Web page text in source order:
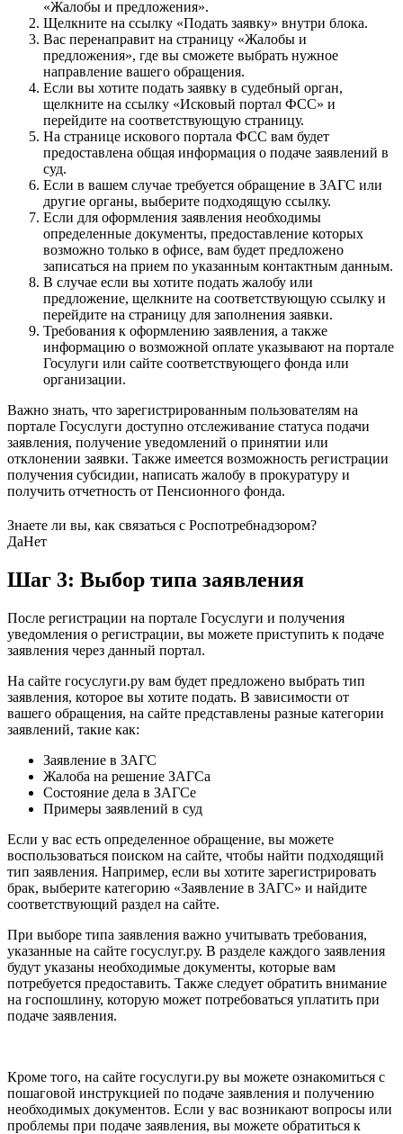
«Жалобы и предложения».
Щелкните на ссылку «Подать заявку» внутри блока.
Вас перенаправит на страницу «Жалобы и
предложения», где вы сможете выбрать нужное
направление вашего обращения.
Если вы хотите подать заявку в судебный орган,
щелкните на ссылку «Исковый портал ФСС» и
перейдите на соответствующую страницу.
На странице искового портала ФСС вам будет
предоставлена общая информация о подаче заявлений в
суд.
Если в вашем случае требуется обращение в ЗАГС или
другие органы, выберите подходящую ссылку.
Если для оформления заявления необходимы
определенные документы, предоставление которых
возможно только в офисе, вам будет предложено
записаться на прием по указанным контактным данным.
В случае если вы хотите подать жалобу или
предложение, щелкните на соответствующую ссылку и
перейдите на страницу для заполнения заявки.
Требования к оформлению заявления, а также
информацию о возможной оплате указывают на портале
Госулуги или сайте соответствующего фонда или
организации.
Важно знать, что зарегистрированным пользователям на
портале Госуслуги доступно отслеживание статуса подачи
заявления, получение уведомлений о принятии или
отклонении заявки. Также имеется возможность регистрации
получения субсидии, написать жалобу в прокуратуру и
получить отчетность от Пенсионного фонда.
Знаете ли вы, как связаться с Роспотребнадзором?
ДаНет
Шаг 3: Выбор типа заявления
После регистрации на портале Госуслуги и получения
уведомления о регистрации, вы можете приступить к подаче
заявления через данный портал.
На сайте госуслуги.ру вам будет предложено выбрать тип
заявления, которое вы хотите подать. В зависимости от
вашего обращения, на сайте представлены разные категории
заявлений, такие как:
Заявление в ЗАГС
Жалоба на решение ЗАГСа
Состояние дела в ЗАГСе
Примеры заявлений в суд
Если у вас есть определенное обращение, вы можете
воспользоваться поиском на сайте, чтобы найти подходящий
тип заявления. Например, если вы хотите зарегистрировать
брак, выберите категорию «Заявление в ЗАГС» и найдите
соответствующий раздел на сайте.
При выборе типа заявления важно учитывать требования,
указанные на сайте госуслуг.ру. В разделе каждого заявления
будут указаны необходимые документы, которые вам
потребуется предоставить. Также следует обратить внимание
на госпошлину, которую может потребоваться уплатить при
подаче заявления.
Кроме того, на сайте госуслуги.ру вы можете ознакомиться с
пошаговой инструкцией по подаче заявления и получению
необходимых документов. Если у вас возникают вопросы или
проблемы при подаче заявления, вы можете обратиться к